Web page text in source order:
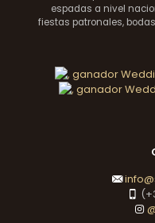
espadas a nivel
fiestas patronales,